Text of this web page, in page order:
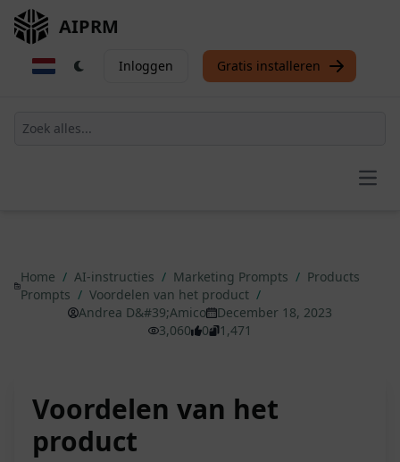
AIPRM
Inloggen Gratis installeren
Home / AI-instructies / Marketing Prompts / Products
Prompts / Voordelen van het product /
Andrea D&#39;Amico
December 18, 2023
3,060
0 1,471
Voordelen van het
product